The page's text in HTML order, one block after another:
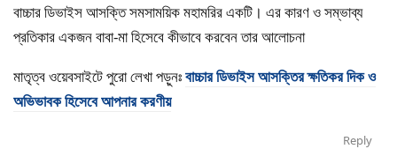
বাচ্চার ডিভাইস আসক্তি সমসাময়িক মহামরির একটি। এর কারণ ও সম্ভাব্য
প্রতিকার একজন বাবা-মা হিসেবে কীভাবে করবেন তার আলোচনা
মাতৃত্ব ওয়েবসাইটে পুরো লেখা পড়ুনঃবাচ্চার ডিভাইস আসক্তির ক্ষতিকর দিক ও
অভিভাবক হিসেবে আপনার করণীয়
Reply